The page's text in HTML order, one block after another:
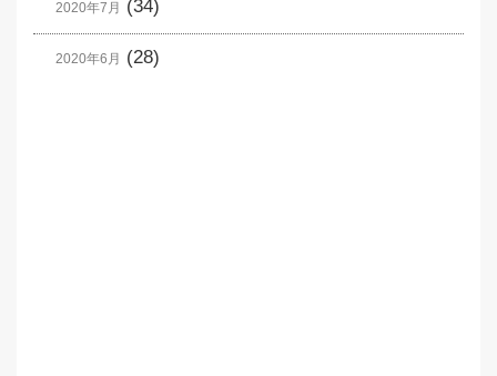
2020年7月 (34)
2020年6月 (28)